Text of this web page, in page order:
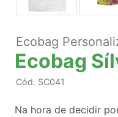
Ecobag
Ecobag
Cód. SC041
Na hora de decidir